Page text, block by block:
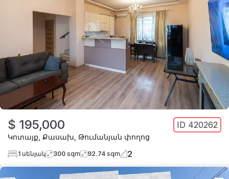
$ 195,000 ID 420262
Կոտայք Քասախ Թումանյան փողոց
1 սենյակ 300 sqm 92.74 sqm 2